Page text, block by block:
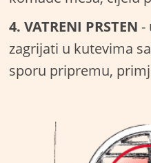
4. VATRENI PRSTEN-
zagrijati u kutevima
sporu pripremu,